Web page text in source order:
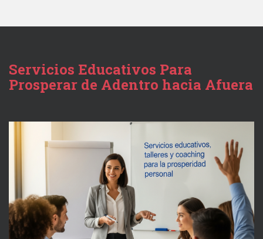
Servicios Educativos Para
Prosperar de Adentro hacia Afuera